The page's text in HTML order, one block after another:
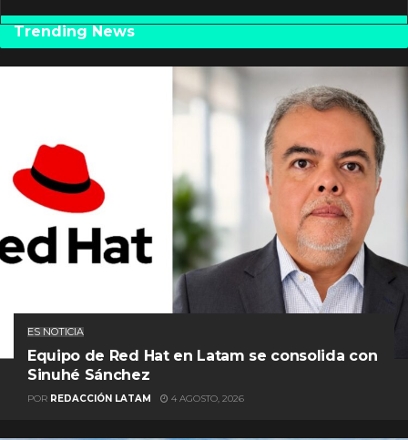
Trending News
ES NOTICIA
Equipo de Red Hat en Latam se consolida con
Sinuhé Sánchez
POR REDACCIÓN LATAM 4 AGOSTO, 2026